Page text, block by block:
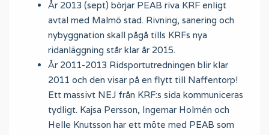
År 2013 (sept) börjar PEAB riva KRF enligt
avtal med Malmö stad. Rivning, sanering och
nybyggnation skall pågå tills KRFs nya
ridanläggning står klar år 2015.
År 2011-2013 Ridsportutredningen blir klar
2011 och den visar på en flytt till Naffentorp!
Ett massivt NEJ från KRF:s sida kommuniceras
tydligt. Kajsa Persson, Ingemar Holmén och
Helle Knutsson har ett möte med PEAB som